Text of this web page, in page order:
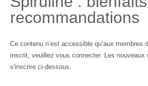
recommandations
Ce contenu n’est accessible qu’aux membres
inscrit, veuillez vous connecter. Les nouveaux
s'inscrire ci-dessous.